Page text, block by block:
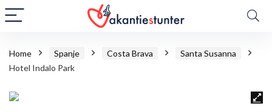
Home Spanje Costa Brava
Santa Susanna
Hotel Indalo Park